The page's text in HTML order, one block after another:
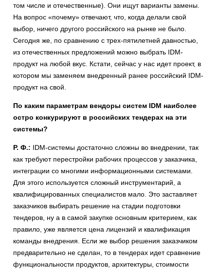
том числе и отечественные). Они ищут варианты замены.
На вопрос «почему» отвечают, что, когда делали свой
выбор, ничего другого российского на рынке не было.
Сегодня же, по сравнению с трех-пятилетней давностью,
из отечественных предложений можно выбрать IDM-
продукт на любой вкус. Кстати, сейчас у нас идет проект, в
котором мы заменяем внедренный ранее российский IDM-
продукт на свой.
По каким параметрам вендоры систем IDM наиболее
остро конкурируют в российских тендерах на эти
системы?
Р. Ф.: IDM-системы достаточно сложны во внедрении, так
как требуют перестройки рабочих процессов у заказчика,
интеграции со многими информационными системами.
Для этого используется сложный инструментарий, а
квалифицированных специалистов мало. Это заставляет
заказчиков выбирать решение на стадии подготовки
тендеров, ну а в самой закупке основным критерием, как
правило, уже является цена лицензий и квалификация
команды внедрения. Если же выбор решения заказчиком
предварительно не сделан, то в тендерах идет сравнение
функциональности продуктов, архитектуры, стоимости